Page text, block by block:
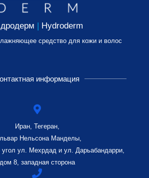
| Hydroderm
средство для кожи и волос
информация
Иран, Тегеран,
Нельсона Манделы,
ул. Мехрдад и ул. Дарьабандарри,
дом 8, западная сторона